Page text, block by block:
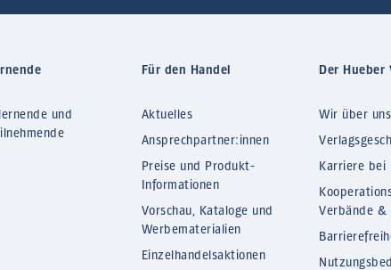
und
Für den Handel
Aktuelles
Ansprechpartner:innen
Preise und Produkt-
Informationen
Vorschau, Kataloge und
Werbematerialien
Einzelhandelsaktionen
Der Hueber
Wir über uns
Karriere bei
Verbände &